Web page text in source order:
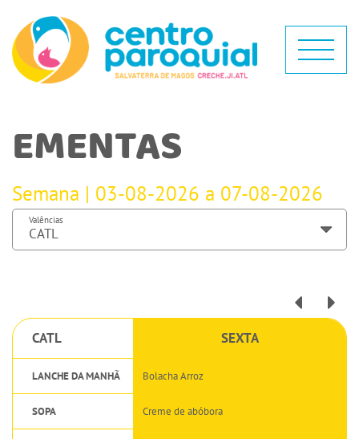
EMENTAS
Semana | 03-08-2026 a 07-08-2026
Valências
CATL SEXTA
LANCHE DA MANHÃ Bolacha Arroz
SOPA Creme de abóbora